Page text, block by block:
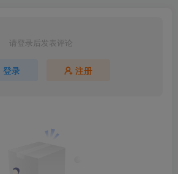
请登录后发表评论
登录 注册